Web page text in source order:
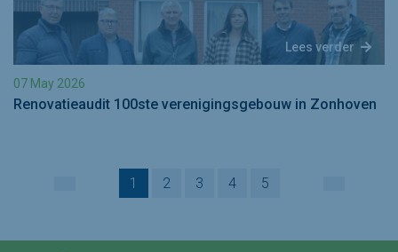
Lees verder
07 May 2026
Renovatieaudit 100ste verenigingsgebouw in Zonhoven
1 2 3 4 5